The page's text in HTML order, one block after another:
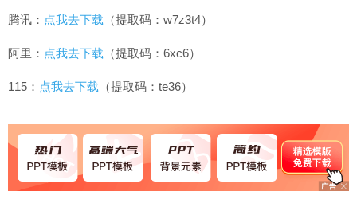
腾讯： 点我去下载 （提取码：w7z3t4）
阿里： 点我去下载 （提取码：6xc6）
115： 点我去下载 （提取码：te36）